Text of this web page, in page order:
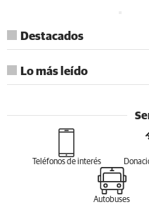
Destacados
Lo más leído
Teléfonos de interés
Autobuses